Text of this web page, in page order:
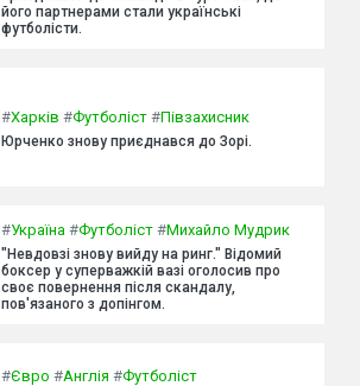
його партнерами стали українські
футболісти.
#Харків #Футболіст #Півзахисник
Юрченко знову приєднався до Зорі.
#Україна #Футболіст #Михайло Мудрик
"Невдовзі знову вийду на ринг." Відомий
боксер у суперважкій вазі оголосив про
своє повернення після скандалу,
пов'язаного з допінгом.
#Євро #Англія #Футболіст